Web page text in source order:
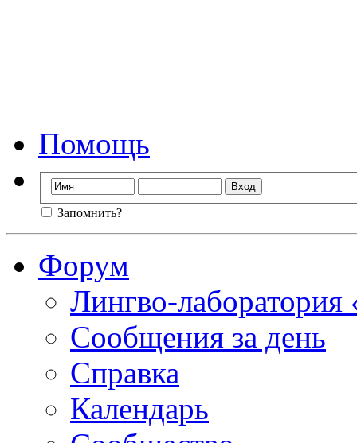
Помощь
Запомнить?
Форум
Лингво-
Сообщения за день
Справка
Календарь